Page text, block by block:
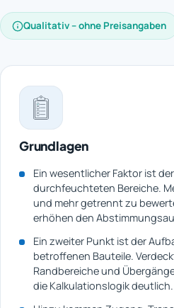
Qualitativ – ohne Preisangaben
Grundlagen
Ein wesentlicher Faktor ist
durchfeuchteten Bereiche.
und mehr getrennt zu
erhöhen den
Ein zweiter Punkt ist der
betroffenen Bauteile.
Randbereiche und
die Kalkulationslogik deutlich.